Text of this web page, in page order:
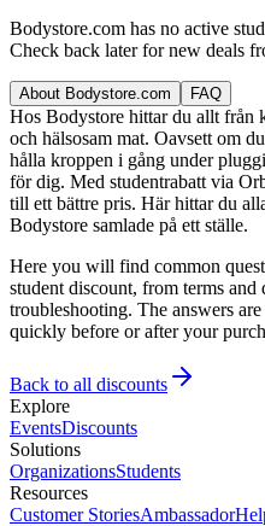
Bodystore.com has no active
Check back later for new deals
About Bodystore.com FAQ
Hos Bodystore hittar du allt från
och hälsosam mat. Oavsett om
hålla kroppen i gång under
för dig. Med studentrabatt via
till ett bättre pris. Här hittar du
Bodystore samlade på ett ställe.
Here you will find common
student discount, from terms and
troubleshooting. The answers
quickly before or after your
Back to all discounts
Explore
EventsDiscounts
Solutions
OrganizationsStudents
Resources
Customer StoriesAmbassador